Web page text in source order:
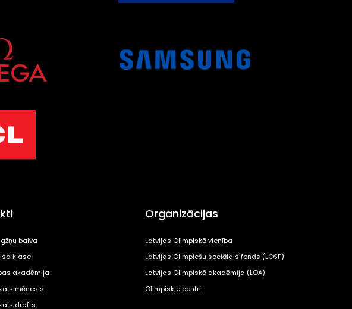
balva
klase
akadēmija
mēnesis
drafts
Organizācijas
Latvijas Olimpiskā vienība
Latvijas Olimpiešu sociālais fonds (LOSF)
Latvijas Olimpiskā akadēmija (LOA)
Olimpiskie centri